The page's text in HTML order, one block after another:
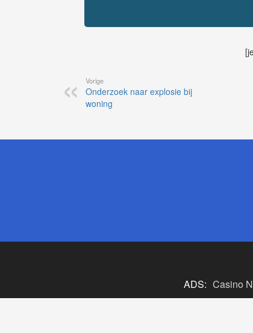
Vorige
Onderzoek naar explosie bij
woning
ADS: Casino